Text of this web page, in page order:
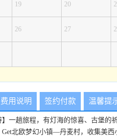
19 20
26 27
费用说明 签约付款 温馨提
】一趟旅程，有灯海的惊喜、古堡
Get北欧梦幻小镇—丹麦村，收集美